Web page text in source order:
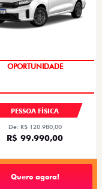
GRÁTIS
PESSOA FÍSICA
De: R$ 120.980,00
R$ 99.990,00
Quero agora!